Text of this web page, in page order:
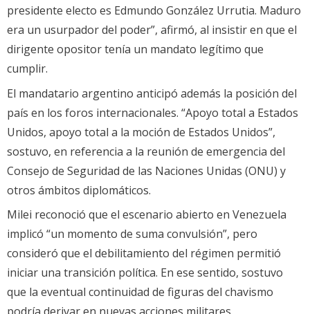
presidente electo es Edmundo González Urrutia. Maduro
era un usurpador del poder”, afirmó, al insistir en que el
dirigente opositor tenía un mandato legítimo que
cumplir.
El mandatario argentino anticipó además la posición del
país en los foros internacionales. “Apoyo total a Estados
Unidos, apoyo total a la moción de Estados Unidos”,
sostuvo, en referencia a la reunión de emergencia del
Consejo de Seguridad de las Naciones Unidas (ONU) y
otros ámbitos diplomáticos.
Milei reconoció que el escenario abierto en Venezuela
implicó “un momento de suma convulsión”, pero
consideró que el debilitamiento del régimen permitió
iniciar una transición política. En ese sentido, sostuvo
que la eventual continuidad de figuras del chavismo